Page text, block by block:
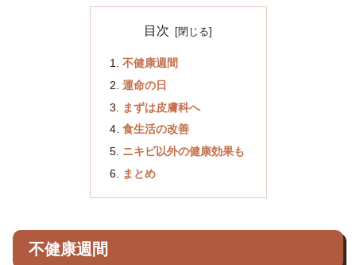
目次
不健康週間
運命の日
まずは皮膚科へ
食生活の改善
ニキビ以外の健康効果も
まとめ
不健康週間